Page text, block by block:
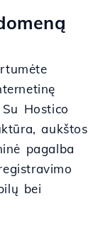
Hostico
aukštos
pagalba
bei